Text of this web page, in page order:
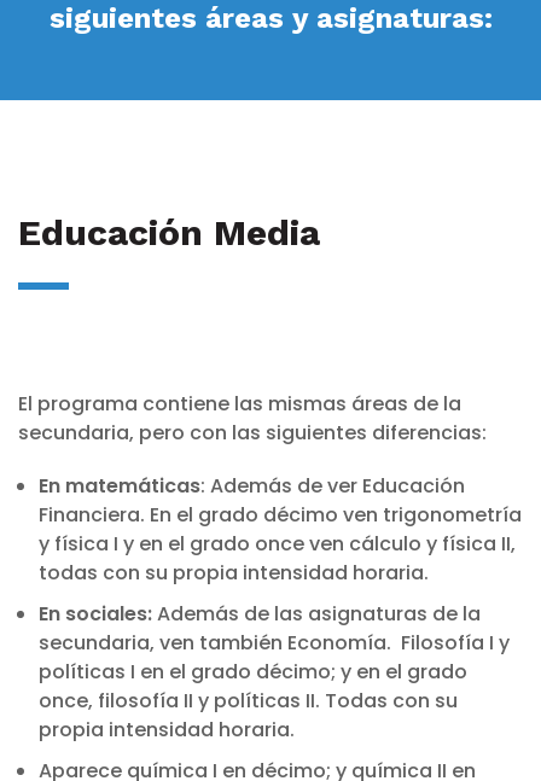
siguientes áreas y asignaturas:
Educación Media
El programa contiene las mismas áreas de la
secundaria, pero con las siguientes diferencias:
En matemáticas: Además de ver Educación
Financiera. En el grado décimo ven trigonometría
y física I y en el grado once ven cálculo y física II,
todas con su propia intensidad horaria.
En sociales:Además de las asignaturas de la
secundaria, ven también Economía. Filosofía I y
políticas I en el grado décimo; y en el grado
once, filosofía II y políticas II. Todas con su
propia intensidad horaria.
Aparece química I en décimo; y química II en